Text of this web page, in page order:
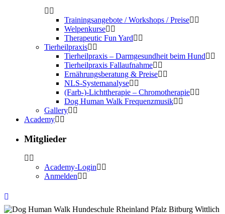
Trainingsangebote / Workshops / Preise
Welpenkurse
Therapeutic Fun Yard
Tierheilpraxis
Tierheilpraxis – Darmgesundheit beim Hund
Tierheilpraxis Fallaufnahme
Ernährungsberatung & Preise
NLS-Systemanalyse
(Farb-)-Lichttherapie – Chromotherapie
Dog Human Walk Frequenzmusik
Gallery
Academy
Mitglieder
Academy-Login
Anmelden